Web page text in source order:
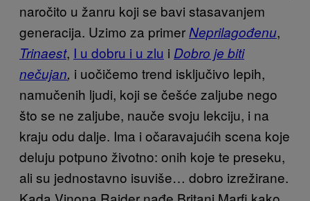
naročito u žanru koji se bavi stasavanjem
generacija. Uzimo za primerNeprilagođenu,
Trinaest, I u dobru i u zlu i Dobro je biti
nečujan, i uočičemo trend isključivo lepih,
namučenih ljudi, koji se češće zaljube nego
što se ne zaljube, nauče svoju lekciju, i na
kraju odu dalje. Ima i očaravajućih scena koje
deluju potpuno životno: onih koje te preseku,
ali su jednostavno isuviše… dobro izrežirane.